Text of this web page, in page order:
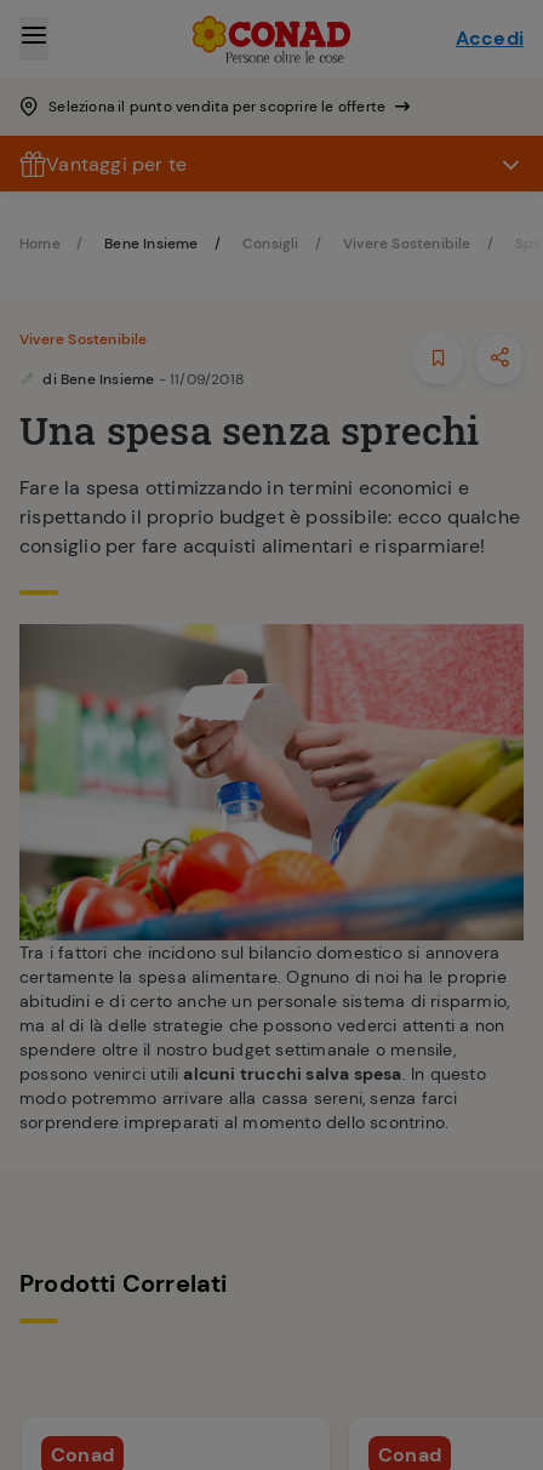
Seleziona il punto vendita per scoprire le offerte
Accedi
Vantaggi per te
Home Bene Insieme Consigli Vivere Sostenibile
Vivere Sostenibile
di Bene Insieme - 11/09/2018
Una spesa senza sprechi
Fare la spesa ottimizzando in termini economici e
rispettando il proprio budget è possibile: ecco qualche
consiglio per fare acquisti alimentari e risparmiare!
Tra i fattori che incidono sul bilancio domestico si annovera
certamente la spesa alimentare. Ognuno di noi ha le proprie
abitudini e di certo anche un personale sistema di risparmio,
ma al di là delle strategie che possono vederci attenti a non
spendere oltre il nostro budget settimanale o mensile,
possono venirci utilialcuni trucchi salva spesa. In questo
modo potremmo arrivare alla cassa sereni, senza farci
sorprendere impreparati al momento dello scontrino.
Prodotti Correlati
Conad Conad